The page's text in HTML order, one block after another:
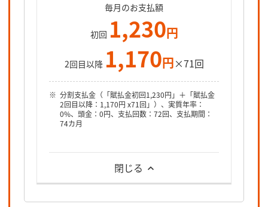
毎月のお支払額
初回 1,230円
2回目以降 1,170円×71回
分割支払金（「賦払金初回1,230円」＋「賦払金
2回目以降：1,170円 x71回」）、実質年率：
0%、頭金：0円、支払回数：72回、支払期間：
74カ月
閉じる